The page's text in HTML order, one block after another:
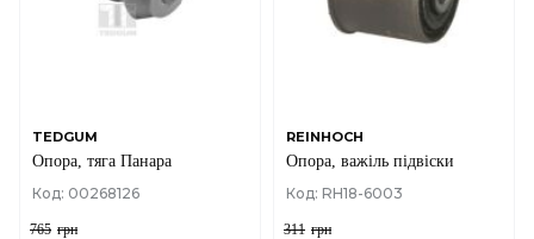
TEDGUM
Опора, тяга Панара
Код: 00268126
765 грн
REINHOCH
Опора, важіль підвіски
Код: RH18-6003
311 грн